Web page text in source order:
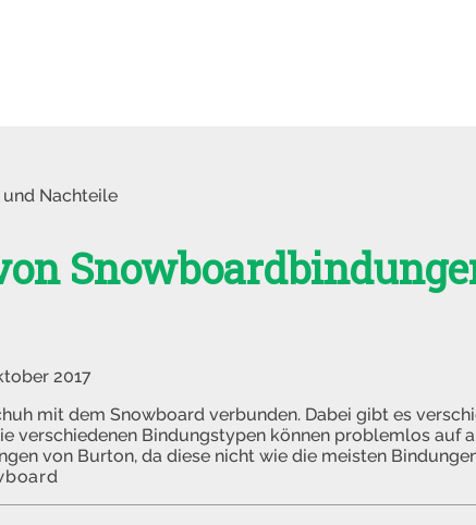
Nachteile
2017
mit dem Snowboard verbunden. Dabei gibt es
verschiedenen Bindungstypen können problemlos auf
von Burton, da diese nicht wie die meisten